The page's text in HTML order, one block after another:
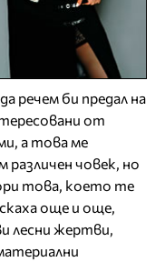
речем би предал на
от
а това ме
различен човек, но
това, което те
още и още,
лесни жертви,